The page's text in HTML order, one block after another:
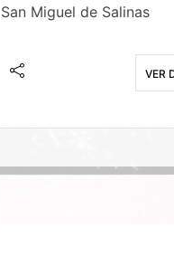
San Miguel de Salinas
VER